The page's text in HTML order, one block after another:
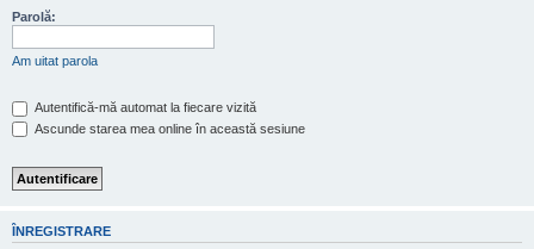
Parolă:
Am uitat parola
Autentifică-mă automat la fiecare vizită
Ascunde starea mea online în această sesiune
ÎNREGISTRARE